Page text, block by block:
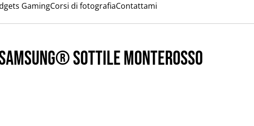
GamingCorsi di fotografiaContattami
sottile Monterosso